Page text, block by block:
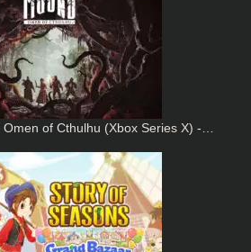
of Cthulhu (Xbox Series X) -…